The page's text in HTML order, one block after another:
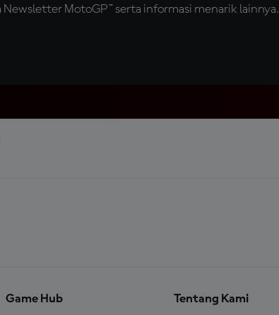
MotoGP™ serta informasi menarik lainnya.
Game Hub Tentang Kami